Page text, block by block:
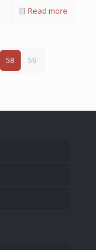
Read more
58 59